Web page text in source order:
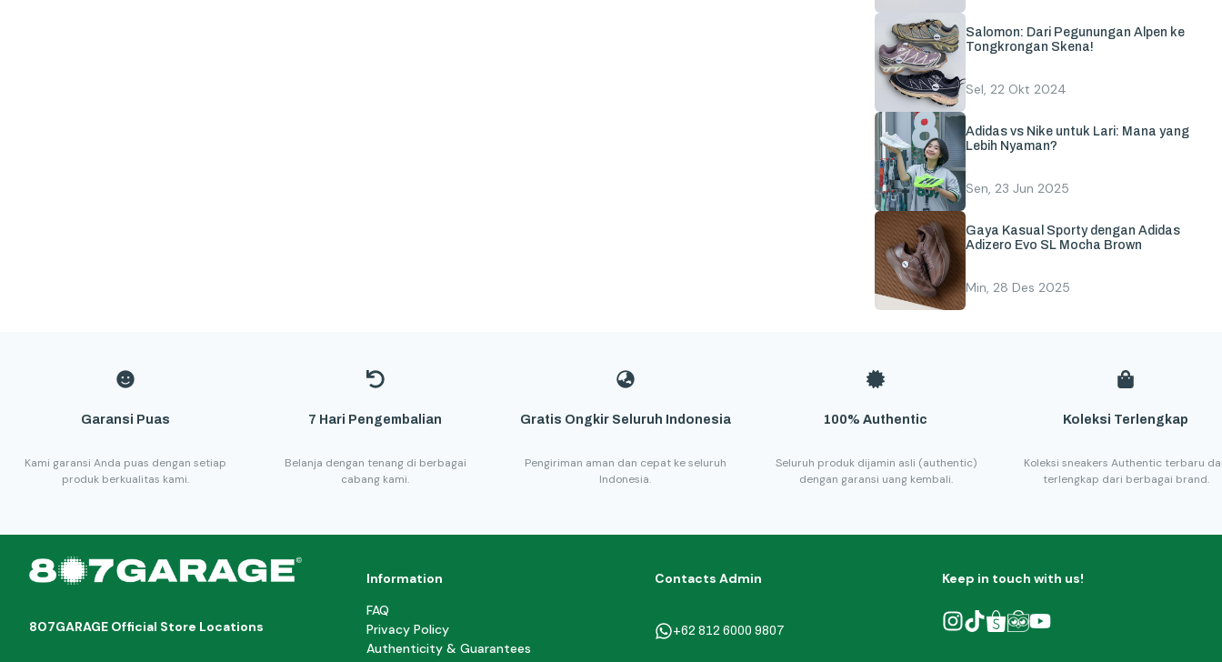
Salomon: Dari Pegunungan Alpen ke
Tongkrongan Skena!
Sel, 22 Okt 2024
Adidas vs Nike untuk Lari: Mana yang
Lebih Nyaman?
Sen, 23 Jun 2025
Gaya Kasual Sporty dengan Adidas
Adizero Evo SL Mocha Brown
Min, 28 Des 2025
Garansi Puas
Kami garansi Anda puas dengan setiap
produk berkualitas kami.
7 Hari Pengembalian
Belanja dengan tenang di berbagai
cabang kami.
Gratis Ongkir Seluruh Indonesia
Pengiriman aman dan cepat ke seluruh
Indonesia.
100% Authentic
Seluruh produk dijamin asli (authentic)
dengan garansi uang kembali.
Koleksi Terlengkap
Koleksi sneakers Authentic terbaru
terlengkap dari berbagai brand.
807GARAGE Official Store Locations
Information
FAQ
Privacy Policy
Authenticity & Guarantees
Contacts Admin
+62 812 6000 9807
Keep in touch with us!